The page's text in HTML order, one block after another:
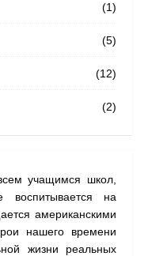
(1)
(5)
(12)
(2)
учащимся школ,
воспитывается на
американскими
нашего времени
жизни реальных